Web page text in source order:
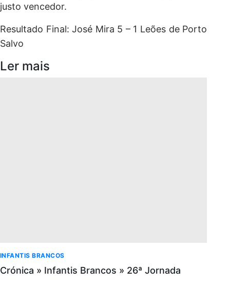
justo vencedor.
Resultado Final: José Mira 5 – 1 Leões de Porto
Salvo
Ler mais
INFANTIS BRANCOS
Crónica » Infantis Brancos » 26ª Jornada